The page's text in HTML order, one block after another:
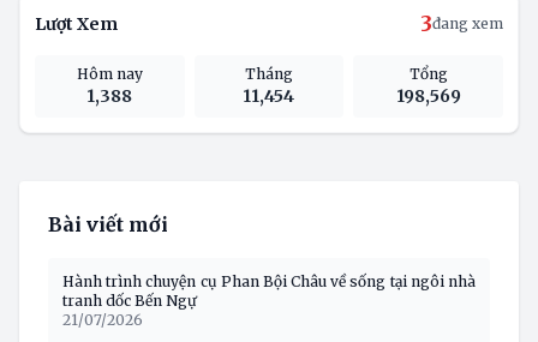
Lượt Xem 3đang xem
Hôm nay
1,388
Tháng
11,454
Tổng
198,569
Bài viết mới
Hành trình chuyện cụ Phan Bội Châu về sống tại ngôi nhà
tranh dốc Bến Ngự
21/07/2026